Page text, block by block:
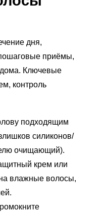
дня,
приёмы,
Ключевые
контроль
подходящим
силиконов/
очищающий).
крем или
влажные волосы,